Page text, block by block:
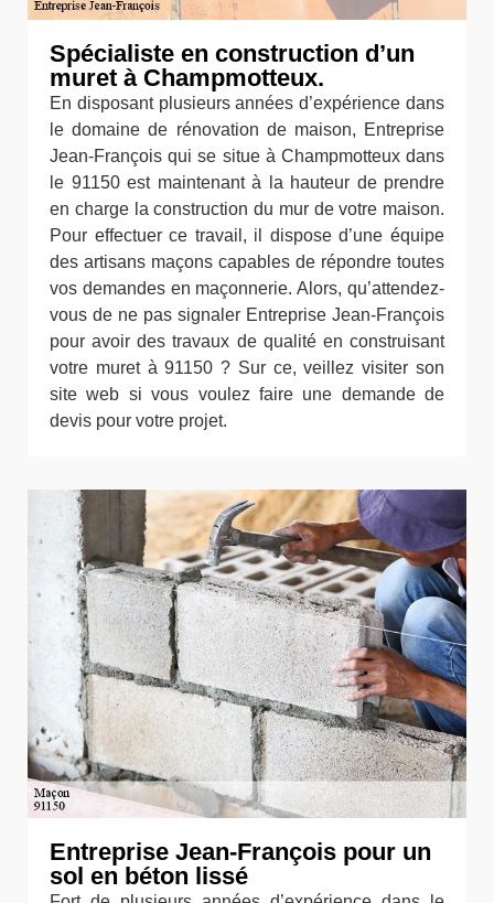
Spécialiste en construction d’un
muret à Champmotteux.
En disposant plusieurs années d’expérience dans
le domaine de rénovation de maison, Entreprise
Jean-François qui se situe à Champmotteux dans
le 91150 est maintenant à la hauteur de prendre
en charge la construction du mur de votre maison.
Pour effectuer ce travail, il dispose d’une équipe
des artisans maçons capables de répondre toutes
vos demandes en maçonnerie. Alors, qu’attendez-
vous de ne pas signaler Entreprise Jean-François
pour avoir des travaux de qualité en construisant
votre muret à 91150 ? Sur ce, veillez visiter son
site web si vous voulez faire une demande de
devis pour votre projet.
Entreprise Jean-François pour un
sol en béton lissé